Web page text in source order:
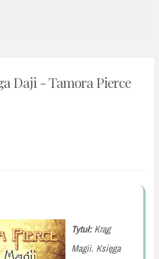
Daji - Tamora Pierce
Tytuł:Krąg
Magii. Księga